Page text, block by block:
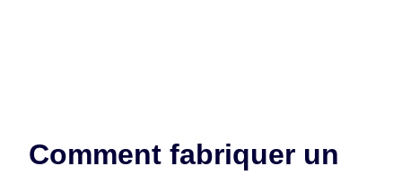
Comment fabriquer un